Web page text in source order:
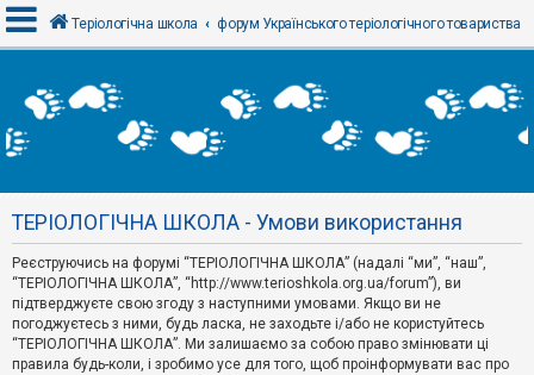
х
і
Р
є
с
т
р
а
ц
Теріологічна школа форум Українського теріологічного товариства
ТЕРІОЛОГІЧНА ШКОЛА - Умови використання
Реєструючись на форумі “ТЕРІОЛОГІЧНА ШКОЛА” (надалі “ми”, “наш”,
“ТЕРІОЛОГІЧНА ШКОЛА”, “http://www.terioshkola.org.ua/forum”), ви
підтверджуєте свою згоду з наступними умовами. Якщо ви не
погоджуєтесь з ними, будь ласка, не заходьте і/або не користуйтесь
“ТЕРІОЛОГІЧНА ШКОЛА”. Ми залишаємо за собою право змінювати ці
правила будь-коли, і зробимо усе для того, щоб проінформувати вас про